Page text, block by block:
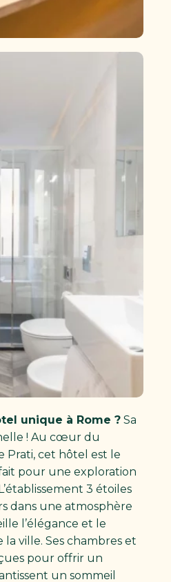
unique à Rome ? Sa
! Au cœur du
Prati, cet hôtel est le
pour une exploration
3 étoiles
dans une atmosphère
l’élégance et le
ville. Ses chambres et
pour offrir un
un sommeil